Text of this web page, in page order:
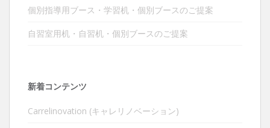
個別指導用ブース・学習机・個別ブースのご提案
自習室用机・自習机・個別ブースのご提案
新着コンテンツ
Carrelinovation (キャレリノベーション)